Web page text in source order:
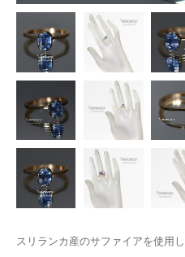
スリランカ産のサファイアを使用